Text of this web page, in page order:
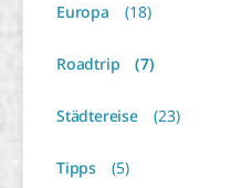
Europa (18)
Roadtrip (7)
Städtereise (23)
Tipps (5)